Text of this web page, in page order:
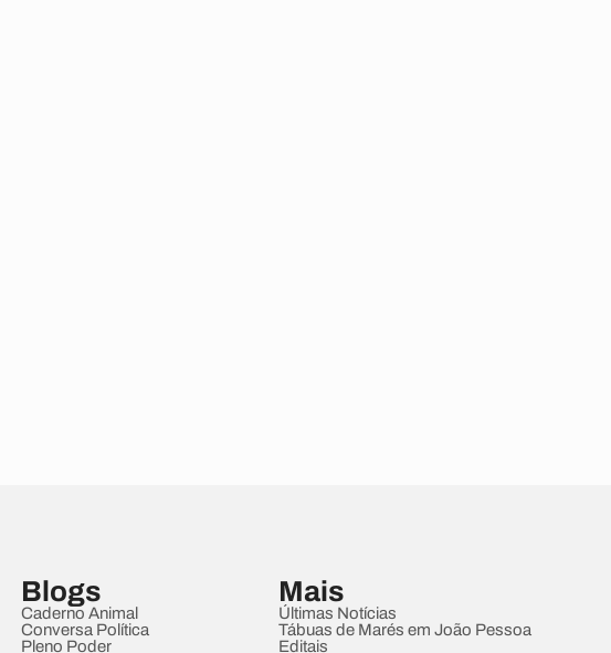
Blogs
Caderno Animal
Conversa Política
Pleno Poder
Mais
Últimas Notícias
Tábuas de Marés em João Pessoa
Editais